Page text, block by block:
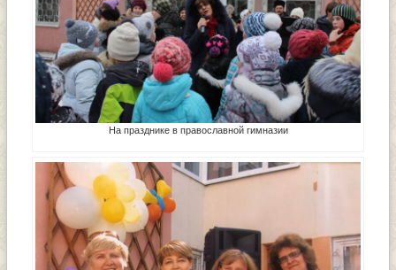
На празднике в православной гимназии